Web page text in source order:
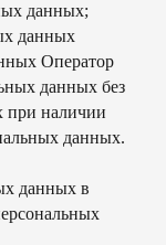
данных;
данных
Оператор
данных без
при наличии
данных.
данных в